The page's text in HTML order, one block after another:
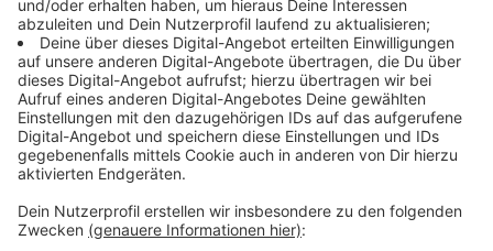
der steigenden Lebenshaltungskosten sei das
verschwenderisch. Ein günstigeres Tagungshaus sei
angemessener gewesen. Der BBB fordert nun eine
Stellungnahme der Stadt, ansonsten will die
Ratsfraktion das Rechnungsprüfungsamt bitten, in der
Sache zu ermitteln.